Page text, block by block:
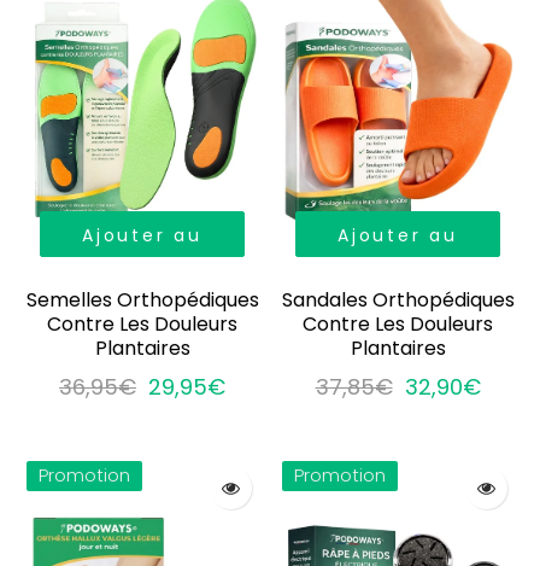
Ajouter au
Semelles Orthopédiques
Contre Les Douleurs
Plantaires
36,95€ 29,95€
Ajouter au
Sandales Orthopédiques
Contre Les Douleurs
Plantaires
37,85€ 32,90€
Promotion Promotion